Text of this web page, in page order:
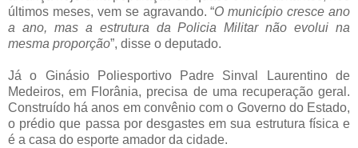
últimos meses, vem se agravando. “O município cresce ano
a ano, mas a estrutura da Policia Militar não evolui na
mesma proporção”, disse o deputado.
Já o Ginásio Poliesportivo Padre Sinval Laurentino de
Medeiros, em Florânia, precisa de uma recuperação geral.
Construído há anos em convênio com o Governo do Estado,
o prédio que passa por desgastes em sua estrutura física e
é a casa do esporte amador da cidade.